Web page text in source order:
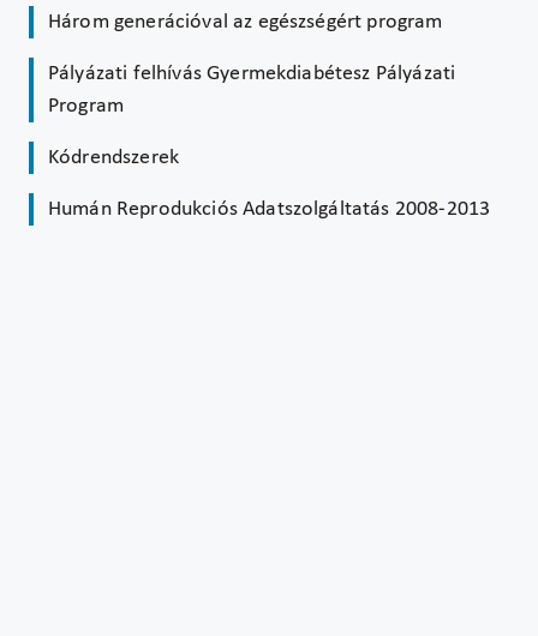
Három generációval az egészségért program
Pályázati felhívás Gyermekdiabétesz Pályázati
Program
Kódrendszerek
Humán Reprodukciós Adatszolgáltatás 2008-2013